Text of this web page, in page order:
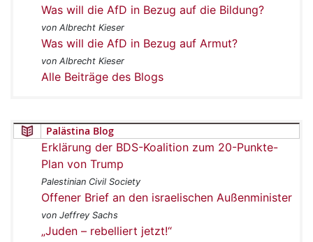
Was will die AfD in Bezug auf die Bildung?
von Albrecht Kieser
Was will die AfD in Bezug auf Armut?
von Albrecht Kieser
Alle Beiträge des Blogs
Palästina Blog
Erklärung der BDS-Koalition zum 20-Punkte-
Plan von Trump
Palestinian Civil Society
Offener Brief an den israelischen Außenminister
von Jeffrey Sachs
„Juden – rebelliert jetzt!“